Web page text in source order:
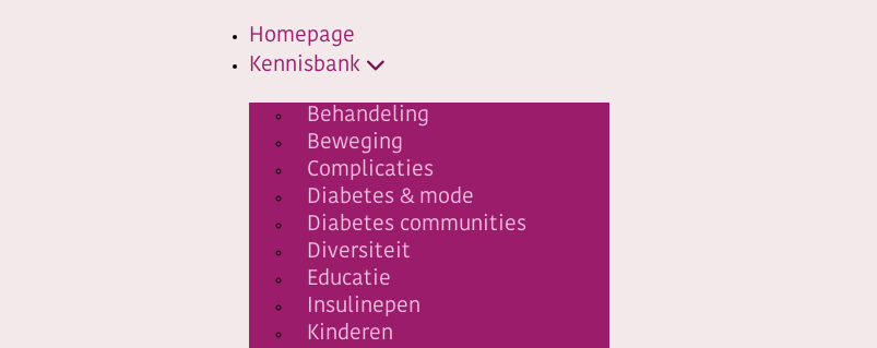
Homepage
Kennisbank
Behandeling
Beweging
Complicaties
Diabetes & mode
Diabetes communities
Diversiteit
Educatie
Insulinepen
Kinderen